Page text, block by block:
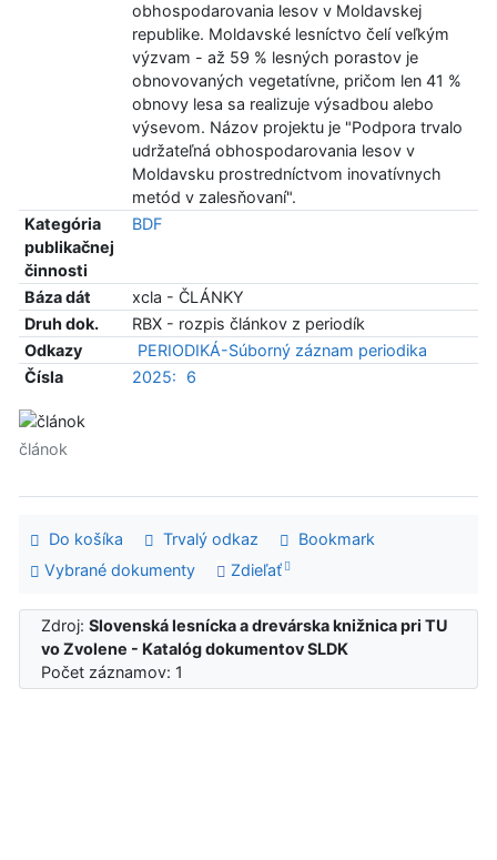
obhospodarovania lesov v Moldavskej
republike. Moldavské lesníctvo čelí veľkým
výzvam - až 59 % lesných porastov je
obnovovaných vegetatívne, pričom len 41 %
obnovy lesa sa realizuje výsadbou alebo
výsevom. Názov projektu je "Podpora trvalo
udržateľná obhospodarovania lesov v
Moldavsku prostredníctvom inovatívnych
metód v zalesňovaní".
Kategória
publikačnej
činnosti
BDF
Báza dát
xcla - ČLÁNKY
Druh dok.
RBX - rozpis článkov z periodík
Odkazy
PERIODIKÁ-Súborný záznam periodika
Čísla
2025: 6
článok
Do košíka Trvalý odkaz
Bookmark
Vybrané dokumenty
Zdieľať
Zdroj:Slovenská lesnícka a drevárska knižnica pri TU
vo Zvolene - Katalóg dokumentov SLDK
Počet záznamov: 1